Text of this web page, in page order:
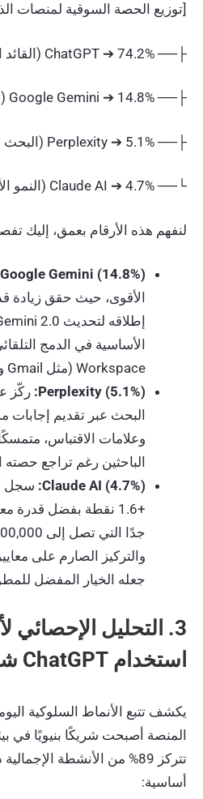
[توزيع الحصة السوقية لمنصات
├── ChatGPT ➔ 74.2% (القائد المهيمن)
├── Google Gemini ➔ 14.8% (المتحدي الرئيسي)
├── Perplexity ➔ 5.1% (البحث المتقدم)
└── Claude AI ➔ 4.7% (النمو الأسرع في قطاع الأعمال)
لنفهم هذه الأرقام بعمق، إليك
Google Gemini (14.8%):
Workspace (مثل Gmail وDrive وCalendar).
Perplexity (5.1%): ركّز
البحث عبر تقديم إجابات
وعلامات الاقتباس،
الباحثين رغم تراجع حصته
Claude AI (4.7%): سجل
+1.6 نقطة بفضل قدرة
والتركيز الصارم على
جعله الخيار المفضل
3. التحليل الإحصائي
استخدام ChatGPT شيوعًا
يكشف تتبع الأنماط السلوكية
المنصة أصبحت شريكًا بنيويًا في
تتركز 89% من الأنشطة
أساسية: